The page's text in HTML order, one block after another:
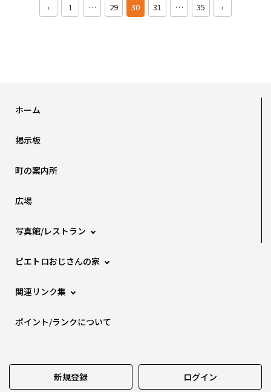
‹ 1 … 29 30 31 … 35 ›
ホーム
掲示板
町の案内所
広場
写真館/レストラン
ピエトロおじさんの家
関連リンク集
ポイント/ランクについて
新規登録 ログイン